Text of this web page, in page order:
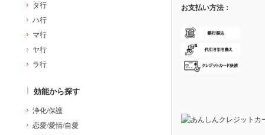
お支払い方法：
タ行
ハ行
マ行
ヤ行
ラ行
効能から探す
浄化/保護
恋愛/愛情/自愛